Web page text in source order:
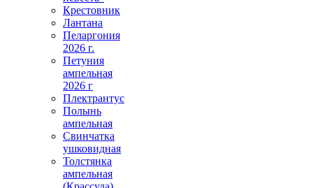
Крестовник
Лантана
Пеларгония
2026 г.
Петуния
ампельная
2026 г
Плектрантус
Полынь
ампельная
Свинчатка
ушковидная
Толстянка
ампельная